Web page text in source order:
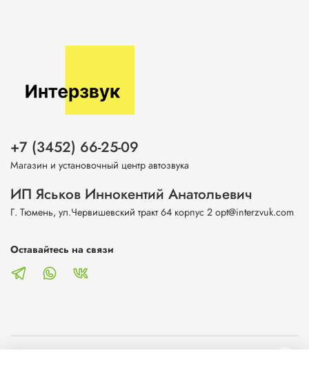
+7 (3452) 66-25-09
Магазин и установочный центр автозвука
ИП Яськов Иннокентий Анатольевич
Г. Тюмень, ул.Червишевский тракт 64 корпус 2 opt@interzvuk.com
Оставайтесь на связи